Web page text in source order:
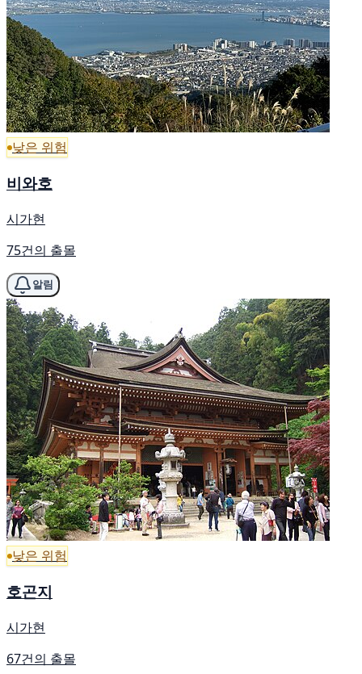
낮은 위험
비와호
시가현
75건의 출몰
알림
낮은 위험
호곤지
시가현
67건의 출몰